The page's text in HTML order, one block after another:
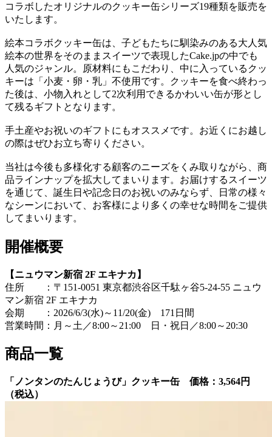
コラボしたオリジナルのクッキー缶シリーズ19種類を販売を
いたします。
絵本コラボクッキー缶は、子どもたちに馴染みのある大人気
絵本の世界をそのままスイーツで表現したCake.jpの中でも
人気のジャンル。原材料にもこだわり、中に入っているクッ
キーは「小麦・卵・乳」不使用です。クッキーを食べ終わっ
た後は、小物入れとして2次利用できるかわいい缶が形とし
て残るギフトとなります。
手土産やお祝いのギフトにもオススメです。お近くにお越し
の際はぜひお立ち寄りください。
当社は今後も多様化する顧客のニーズをくみ取りながら、商
品ラインナップを拡大してまいります。お届けするスイーツ
を通じて、誕生日や記念日のお祝いのみならず、日常の様々
なシーンにおいて、お客様により多くの幸せな時間をご提供
してまいります。
開催概要
【ニュウマン新宿 2F エキナカ】
住所 ：〒151-0051 東京都渋谷区千駄ヶ谷5-24-55 ニュウ
マン新宿 2F エキナカ
会期 ：2026/6/3(水)～11/20(金) 171日間
営業時間：月～土／8:00～21:00 日・祝日／8:00～20:30
商品一覧
「ノンタンのたんじょうび」クッキー缶 価格：3,564円
（税込）